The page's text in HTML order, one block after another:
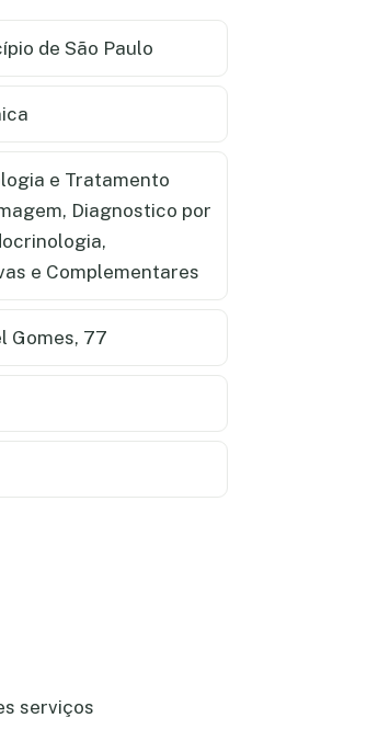
de São Paulo
e Tratamento
Diagnostico por
e Complementares
Gomes, 77
serviços